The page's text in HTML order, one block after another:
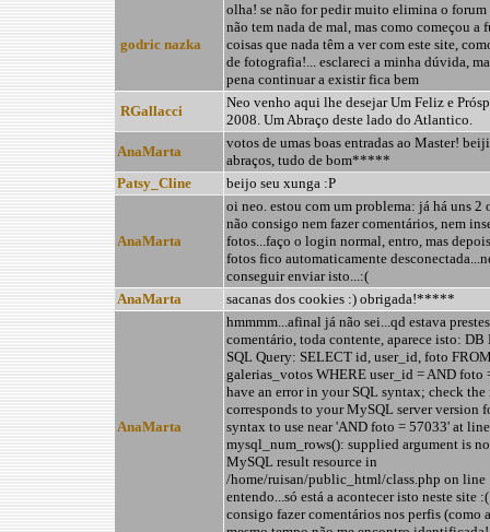
godric nazka
olha! se não for pedir muito elimina o forum
não tem nada de mal, mas como começou a
coisas que nada têm a ver com este site,
de fotografia!... esclareci a minha dúvida,
pena continuar a existir fica bem
RGallacci
Neo venho aqui lhe desejar Um Feliz e
2008. Um Abraço deste lado do Atlantico.
AnaMarta
votos de umas boas entradas ao Master!
abraços, tudo de bom*****
Patsy_Cline
beijo seu xunga :P
AnaMarta
oi neo. estou com um problema: já há uns 2
não consigo nem fazer comentários, nem
fotos...faço o login normal, entro, mas
fotos fico automaticamente
conseguir enviar isto...:(
AnaMarta
sacanas dos cookies :) obrigada!*****
AnaMarta
hmmmm...afinal já não sei...qd estava
comentário, toda contente, aparece isto: DB
SQL Query: SELECT id, user_id, foto
galerias_votos WHERE user_id = AND foto
have an error in your SQL syntax; check the
corresponds to your MySQL server version
syntax to use near 'AND foto = 57033' at
mysql_num_rows(): supplied argument is
MySQL result resource in
/home/ruisan/public_html/class.php on line
entendo...só está a acontecer isto neste site
consigo fazer comentários nos perfis (como